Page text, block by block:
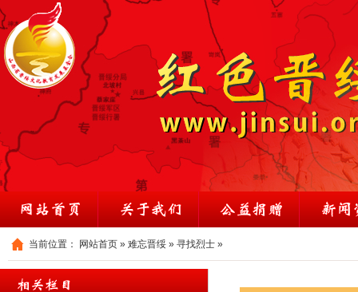
当前位置： 网站首页 » 难忘晋绥 » 寻找烈士 »